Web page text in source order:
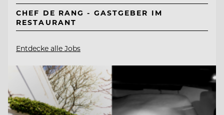
CHEF DE RANG - GASTGEBER IM
RESTAURANT
Entdecke alle Jobs